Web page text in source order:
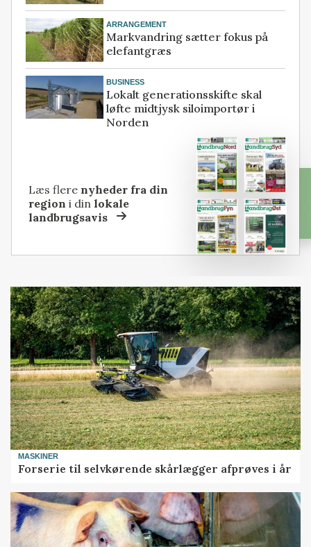
ARRANGEMENT
Markvandring sætter fokus på
elefantgræs
BUSINESS
Lokalt generationsskifte skal
løfte midtjysk siloimportør i
Norden
Læs flere nyheder fra din
region i dinlokale
landbrugsavis
MASKINER
Forserie til selvkørende skårlægger afprøves i år